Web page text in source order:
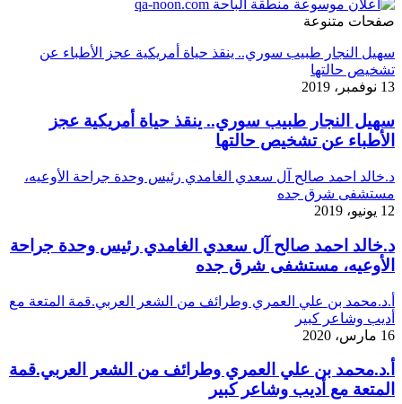
صفحات متنوعة
سهيل النجار طبيب سوري.. ينقذ حياة أمريكية عجز الأطباء عن
تشخيص حالتها
13 نوفمبر، 2019
سهيل النجار طبيب سوري.. ينقذ حياة أمريكية عجز
الأطباء عن تشخيص حالتها
د.خالد احمد صالح آل سعدي الغامدي رئيس وحدة جراحة الأوعيه،
مستشفى شرق جده
12 يونيو، 2019
د.خالد احمد صالح آل سعدي الغامدي رئيس وحدة جراحة
الأوعيه، مستشفى شرق جده
أ.د.محمد بن علي العمري وطرائف من الشعر العربي.قمة المتعة مع
أديب وشاعر كبير
16 مارس، 2020
أ.د.محمد بن علي العمري وطرائف من الشعر العربي.قمة
المتعة مع أديب وشاعر كبير